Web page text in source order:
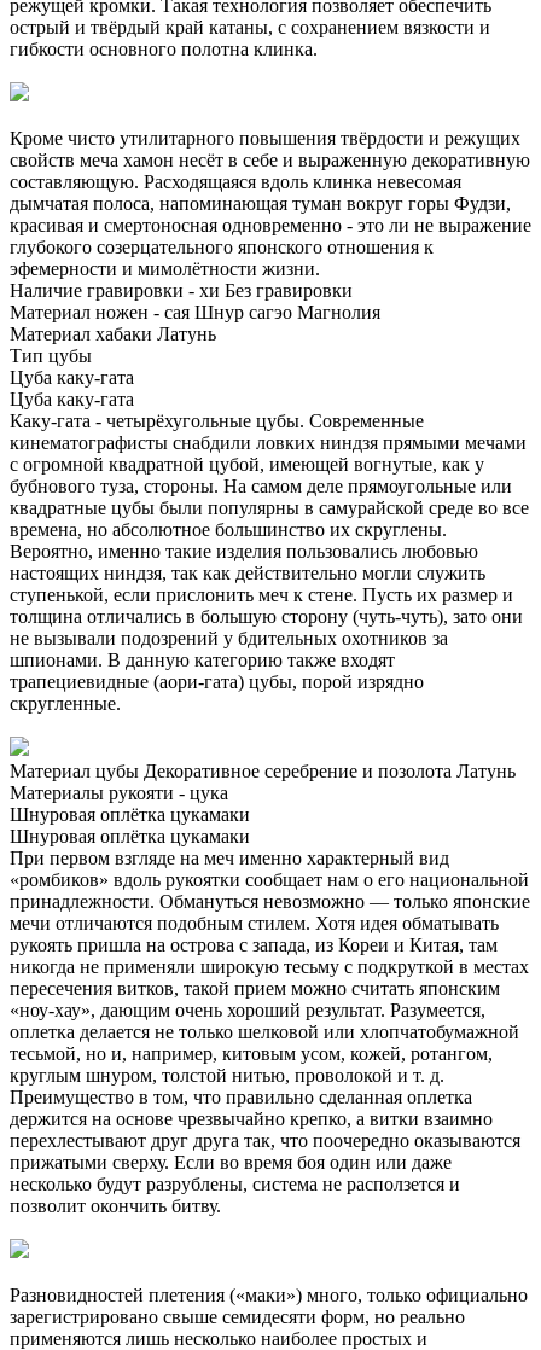
режущей кромки. Такая технология позволяет обеспечить
острый и твёрдый край катаны, с сохранением вязкости и
гибкости основного полотна клинка.
Кроме чисто утилитарного повышения твёрдости и режущих
свойств меча хамон несёт в себе и выраженную декоративную
составляющую. Расходящаяся вдоль клинка невесомая
дымчатая полоса, напоминающая туман вокруг горы Фудзи,
красивая и смертоносная одновременно - это ли не выражение
глубокого созерцательного японского отношения к
эфемерности и мимолётности жизни.
Наличие гравировки - хи Без гравировки
Материал ножен - сая Шнур сагэо Магнолия
Материал хабаки Латунь
Тип цубы
Цуба каку-гата
Цуба каку-гата
Каку-гата - четырёхугольные цубы. Современные
кинематографисты снабдили ловких ниндзя прямыми мечами
с огромной квадратной цубой, имеющей вогнутые, как у
бубнового туза, стороны. На самом деле прямоугольные или
квадратные цубы были популярны в самурайской среде во все
времена, но абсолютное большинство их скруглены.
Вероятно, именно такие изделия пользовались любовью
настоящих ниндзя, так как действительно могли служить
ступенькой, если прислонить меч к стене. Пусть их размер и
толщина отличались в большую сторону (чуть-чуть), зато они
не вызывали подозрений у бдительных охотников за
шпионами. В данную категорию также входят
трапециевидные (аори-гата) цубы, порой изрядно
скругленные.
Материал цубы Декоративное серебрение и позолота Латунь
Материалы рукояти - цука
Шнуровая оплётка цукамаки
Шнуровая оплётка цукамаки
При первом взгляде на меч именно характерный вид
«ромбиков» вдоль рукоятки сообщает нам о его национальной
принадлежности. Обмануться невозможно — только японские
мечи отличаются подобным стилем. Хотя идея обматывать
рукоять пришла на острова с запада, из Кореи и Китая, там
никогда не применяли широкую тесьму с подкруткой в местах
пересечения витков, такой прием можно считать японским
«ноу-хау», дающим очень хороший результат. Разумеется,
оплетка делается не только шелковой или хлопчатобумажной
тесьмой, но и, например, китовым усом, кожей, ротангом,
круглым шнуром, толстой нитью, проволокой и т. д.
Преимущество в том, что правильно сделанная оплетка
держится на основе чрезвычайно крепко, а витки взаимно
перехлестывают друг друга так, что поочередно оказываются
прижатыми сверху. Если во время боя один или даже
несколько будут разрублены, система не расползется и
позволит окончить битву.
Разновидностей плетения («маки») много, только официально
зарегистрировано свыше семидесяти форм, но реально
применяются лишь несколько наиболее простых и